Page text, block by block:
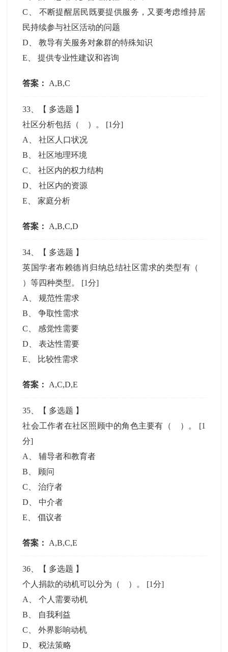
C
不断提醒居民既要提供服务，又要考虑维持居
民持续参与社区活动的问题
D 、教导有关服务对象群的特殊知识
E 、提供专业性建议和咨询
答案： A,B,C
33 、【 多选题 】
社区分析包括（ ）。 [1分]
A
、社区人口状况
B 、社区地理环境
C 、社区内的权力结构
D 、社区内的资源
E 、家庭分析
答案： A,B,C,D
34 、【 多选题 】
英国学者布赖德肖归纳总结社区需求的类型有（
）等四种类型。 [1分]
A
、规范性需求
B 、争取性需求
C 、感觉性需要
D 、表达性需要
E
比较性需求
答案： A,C,D,E
35 、【 多选题 】
社会工作者在社区照顾中的角色主要有（ ）。 [1
分]
A
、辅导者和教育者
B
顾问
C 、治疗者
D
中介者
E 、倡议者
答案： A,B,C,E
36 、【 多选题 】
个人捐款的动机可以分为（ ）。 [1分]
A
、个人需要动机
B
自我利益
C 、外界影响动机
D 、税法策略